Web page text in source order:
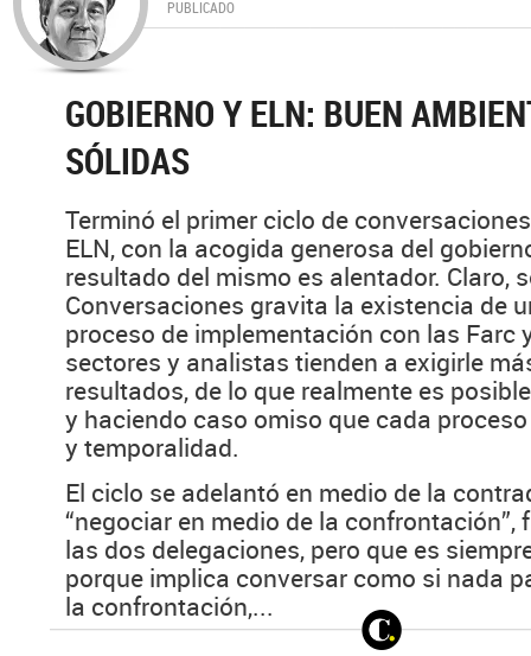
PUBLICADO
GOBIERNO Y ELN: BUEN
SÓLIDAS
Terminó el primer ciclo de
ELN, con la acogida generosa del
resultado del mismo es alentador. Claro,
Conversaciones gravita la existencia de
proceso de implementación con las Farc
sectores y analistas tienden a exigirle
resultados, de lo que realmente es
y haciendo caso omiso que cada
y temporalidad.
El ciclo se adelantó en medio de la
“negociar en medio de la
las dos delegaciones, pero que es
porque implica conversar como si nada
la confrontación,...